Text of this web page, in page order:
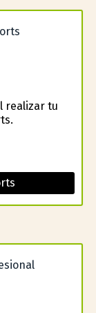
realizar tu